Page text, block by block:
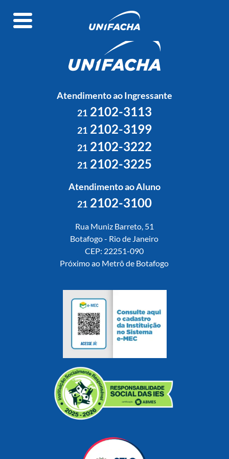
Atendimento ao Ingressante
212102-3113
212102-3199
212102-3222
212102-3225
Atendimento ao Aluno
212102-3100
Rua Muniz Barreto, 51
Botafogo - Rio de Janeiro
CEP: 22251-090
Próximo ao Metrô de Botafogo